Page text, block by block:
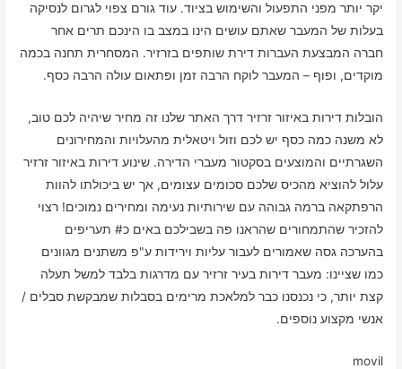
יקר יותר מפני התפעול והשימוש בציוד. עוד גורם צפוי לגרום לנסיקה
בעלות של המעבר שאתם עושים הינו במצב בו הינכם תרים אחר
חברה המבצעת העברות דירת שותפים בזרזיר. המסחרית תחנה בכמה
מוקדים, ופוף – המעבר לוקח הרבה זמן ופתאום עולה הרבה כסף.
הובלות דירות באיזור זרזיר דרך האתר שלנו זה מחיר שיהיה לכם טוב,
לא משנה כמה כסף יש לכם וזול ויטאלית מהעלויות והמחירונים
השגרתיים והמוצעים בסקטור מעברי הדירה. שינוע דירות באיזור זרזיר
עלול להוציא מהכיס שלכם סכומים עצומים, אך יש ביכולתו להוות
הרפתקאה ברמה גבוהה עם שירותיות נעימה ומחירים נמוכים! רצוי
להזכיר שהתמחורים שהראנו פה בשבילכם באים כ# תעריפים
בהערכה גסה שאמורים לעבור עליות וירידות ע"פ משתנים מגוונים
כמו שציינו: מעבר דירות בעיר זרזיר עם מדרגות בלבד למשל תעלה
קצת יותר, כי נכנסנו כבר למלאכת מרימים בסבלות שמבקשת סבלים /
אנשי מקצוע נוספים.
movil